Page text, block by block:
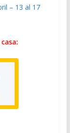
– 13 al 17